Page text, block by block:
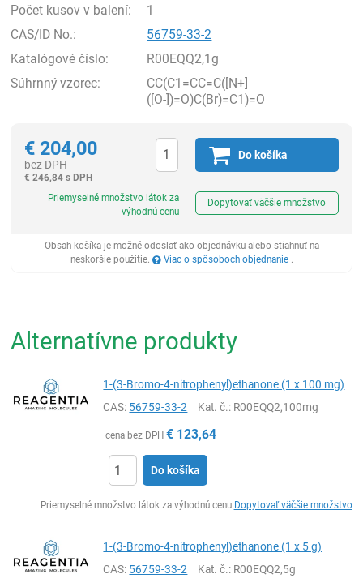
Počet kusov v balení:
1
CAS/ID No.:
56759-33-2
Katalógové číslo:
R00EQQ2,1g
Súhrnný vzorec:
CC(C1=CC=C([N+]
([O-])=O)C(Br)=C1)=O
€ 204,00
bez DPH
€ 246,84 s DPH
Do košíka
Priemyselné množstvo látok za
výhodnú cenu
Dopytovať väčšie množstvo
Obsah košíka je možné odoslať ako objednávku alebo stiahnuť na
neskoršie použitie.
Viac o spôsoboch objednanie .
Alternatívne produkty
1-(3-Bromo-4-nitrophenyl)ethanone (1 x 100 mg)
CAS: 56759-33-2 Kat. č.: R00EQQ2,100mg
cena bez DPH € 123,64
Do košíka
Priemyselné množstvo látok za výhodnú cenu Dopytovať väčšie množstvo
1-(3-Bromo-4-nitrophenyl)ethanone (1 x 5 g)
CAS: 56759-33-2 Kat. č.: R00EQQ2,5g